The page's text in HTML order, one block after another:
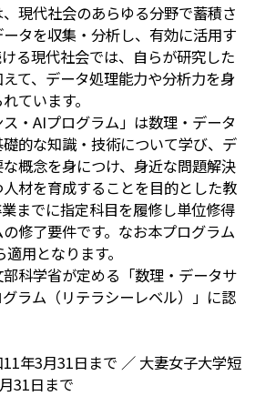
現代社会のあらゆる分野で蓄積さ
タを収集・分析し、有効に活用す
る現代社会では、自らが研究した
て、データ処理能力や分析力を身
ています。
ス・AIプログラム」は数理・データ
的な知識・技術について学び、デ
概念を身につけ、身近な問題解決
材を育成することを目的とした教
までに指定科目を履修し単位修得
修了要件です。なお本プログラム
用となります。
科学省が定める「数理・データサ
ラム（リテラシーレベル）」に認
年3月31日まで ／ 大妻女子大学短
31日まで